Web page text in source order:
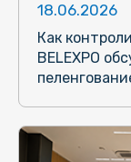
18.06.2026
Как
BELEXPO